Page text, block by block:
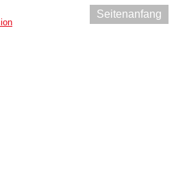
Seitenanfang